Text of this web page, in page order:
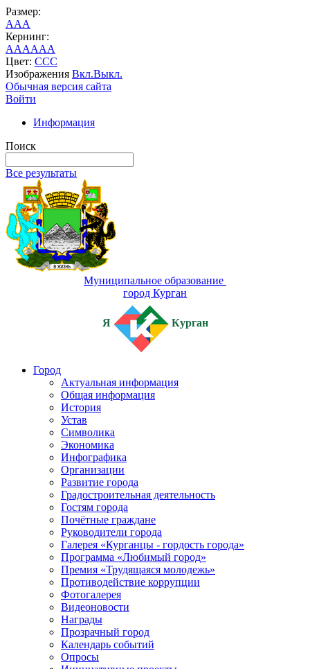
Размер:
AAA
Кернинг:
AAAAAA
Цвет: CCC
Изображения Вкл.Выкл.
Обычная версия сайта
Войти
Информация
Поиск
Все результаты
Муниципальное образование
город Курган
Я Курган
Город
Актуальная информация
Общая информация
История
Устав
Символика
Экономика
Инфографика
Организации
Развитие города
Градостроительная деятельность
Гостям города
Почётные граждане
Руководители города
Галерея «Курганцы - гордость города»
Программа «Любимый город»
Премия «Трудящаяся молодежь»
Противодействие коррупции
Фотогалерея
Видеоновости
Награды
Прозрачный город
Календарь событий
Опросы